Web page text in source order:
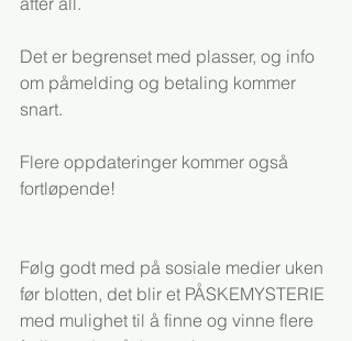
Det er begrenset med plasser, og info
om påmelding og betaling kommer
snart.
Flere oppdateringer kommer også
fortløpende!
Følg godt med på sosiale medier uken
før blotten, det blir et PÅSKEMYSTERIE
med mulighet til å finne og vinne flere